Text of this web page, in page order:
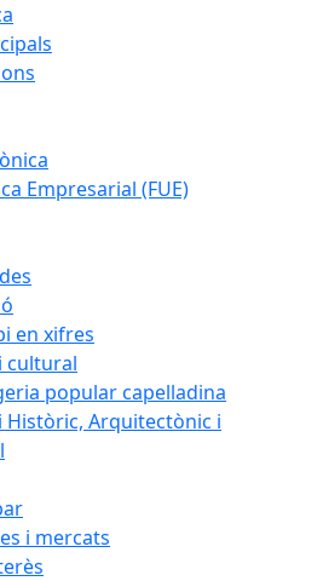
Empresarial (FUE)
en xifres
cultural
popular capelladina
Històric, Arquitectònic i
i mercats